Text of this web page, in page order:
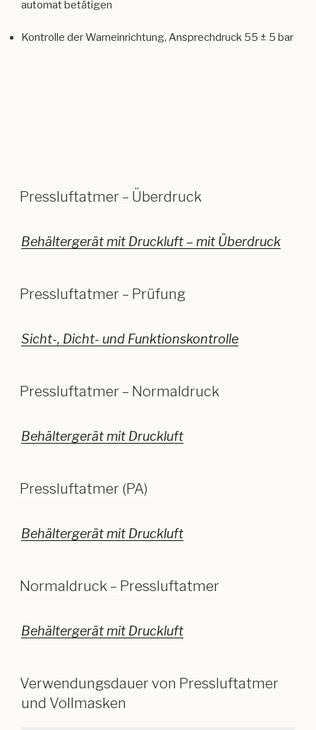
Pressluftatmer – Prüfung
Sicht-, Dicht- und Funktionskontrolle
Pressluftatmer – Normaldruck
Behältergerät mit Druckluft
Pressluftatmer (PA)
Behältergerät mit Druckluft
Normaldruck – Pressluftatmer
Behältergerät mit Druckluft
Verwendungsdauer von Pressluftatmer
Name:
Frage: